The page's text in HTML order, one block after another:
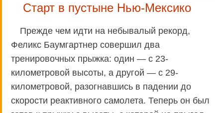
Старт в пустыне Нью-Мексико
Прежде чем идти на небывалый рекорд,
Феликс Баумгартнер совершил два
тренировочных прыжка: один — с 23-
километровой высоты, а другой — с 29-
километровой, разогнавшись в падении до
скорости реактивного самолета. Теперь он был